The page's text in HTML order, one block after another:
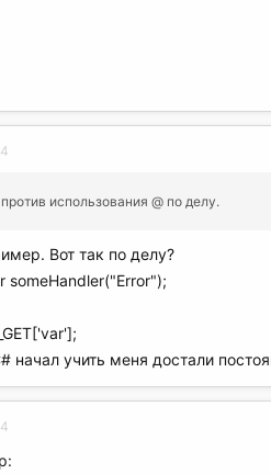
использования @ по делу.
Вот так по делу?
someHandler("Error");
начал учить меня достали